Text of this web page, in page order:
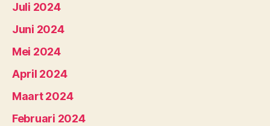
Juli 2024
Juni 2024
Mei 2024
April 2024
Maart 2024
Februari 2024